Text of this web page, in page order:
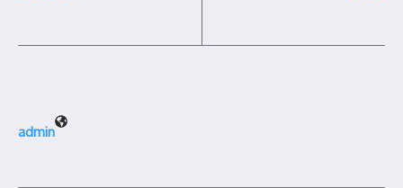
admin